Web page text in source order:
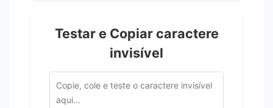
Testar e Copiar caractere
invisível